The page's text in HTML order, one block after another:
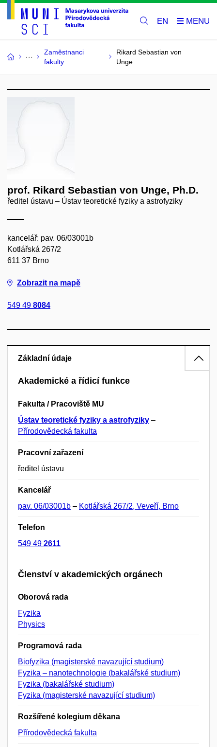
EN
Zaměstnanci
fakulty
Rikard Sebastian von
Unge
prof. Rikard Sebastian von Unge, Ph.D.
ředitel ústavu – Ústav teoretické fyziky a astrofyziky
kancelář: pav. 06/03001b
Kotlářská 267/2
611 37 Brno
Zobrazit na mapě
549 49 8084
Základní údaje
Akademické a řídicí funkce
Fakulta / Pracoviště MU
Ústav teoretické fyziky a astrofyziky –
Přírodovědecká fakulta
Pracovní zařazení
ředitel ústavu
Kancelář
pav. 06/03001b – Kotlářská 267/2, Veveří, Brno
Telefon
549 49 2611
Členství v akademických orgánech
Oborová rada
Fyzika
Physics
Programová rada
Biofyzika (magisterské navazující studium)
Fyzika – nanotechnologie (bakalářské studium)
Fyzika (bakalářské studium)
Fyzika (magisterské navazující studium)
Rozšířené kolegium děkana
Přírodovědecká fakulta